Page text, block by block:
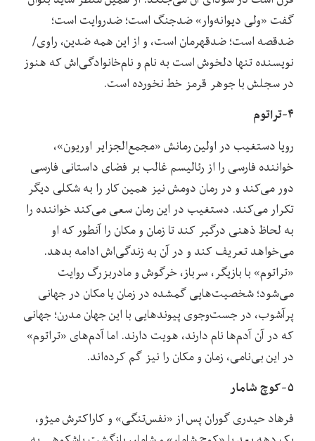
گفت «ولی دیوانه‌وار» ضدجنگ است؛ ضدروایت است؛
ضدقصه است؛ ضدقهرمان است، و از این همه ضدین، راوی/
نویسنده تنها دلخوش است به نام و نام‌خانوادگی‌اش که هنوز
در سجلش با جوهر قرمز خط نخورده است.
۴-تراتوم
رویا دستغیب در اولین رمانش «مجمع‌الجزایر اوریون»،
خواننده فارسی را از رئالیسم غالب بر فضای داستانی فارسی
دور می‌کند و در رمان دومش نیز همین کار را به شکلی دیگر
تکرار می‌کند. دستغیب در این رمان سعی می‌کند خواننده را
به لحاظ ذهنی درگیر کند تا زمان و مکان را آنطور که او
می‌خواهد تعریف کند و در آن به زندگی‌اش ادامه بدهد.
«تراتوم» با بازیگر، سرباز، خرگوش و مادربزرگ روایت
می‌شود؛ شخصیت‌هایی گمشده در زمان یا مکان در جهانی
پرآشوب، در جست‌وجوی پیوندهایی با این جهان مدرن؛ جهانی
که در آن آدم‌ها نام دارند، هویت دارند. اما آدم‌های «تراتوم»
در این بی‌نامی، زمان و مکان را نیز گم کرده‌اند.
۵-کوچ شامار
فرهاد حیدری گوران پس از «نفس‌تنگی» و کاراکترش میژو،